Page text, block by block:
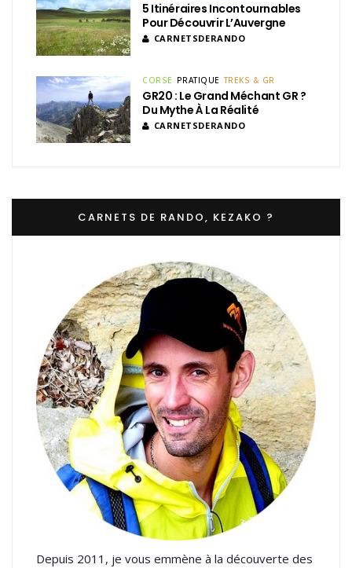
5 Itinéraires Incontournables
Pour Découvrir L’Auvergne
CARNETSDERANDO
CORSE PRATIQUE TREKS & GR
GR20 : Le Grand Méchant GR ?
Du Mythe À La Réalité
CARNETSDERANDO
CARNETS DE RANDO, KEZAKO ?
Depuis 2011, je vous emmène à la découverte des